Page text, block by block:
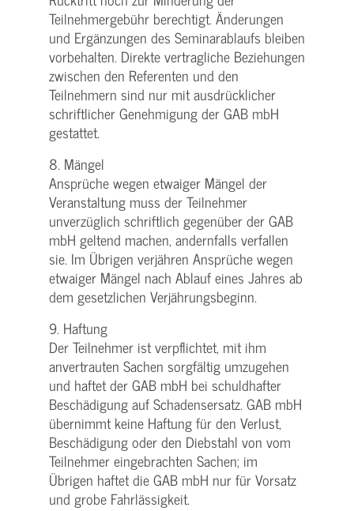
Teilnehmergebühr berechtigt. Änderungen
und Ergänzungen des Seminarablaufs bleiben
vorbehalten. Direkte vertragliche Beziehungen
zwischen den Referenten und den
Teilnehmern sind nur mit ausdrücklicher
schriftlicher Genehmigung der GAB mbH
gestattet.
8. Mängel
Ansprüche wegen etwaiger Mängel der
Veranstaltung muss der Teilnehmer
unverzüglich schriftlich gegenüber der GAB
mbH geltend machen, andernfalls verfallen
sie. Im Übrigen verjähren Ansprüche wegen
etwaiger Mängel nach Ablauf eines Jahres ab
dem gesetzlichen Verjährungsbeginn.
9. Haftung
Der Teilnehmer ist verpflichtet, mit ihm
anvertrauten Sachen sorgfältig umzugehen
und haftet der GAB mbH bei schuldhafter
Beschädigung auf Schadensersatz. GAB mbH
übernimmt keine Haftung für den Verlust,
Beschädigung oder den Diebstahl von vom
Teilnehmer eingebrachten Sachen; im
Übrigen haftet die GAB mbH nur für Vorsatz
und grobe Fahrlässigkeit.